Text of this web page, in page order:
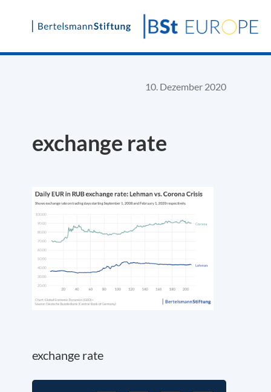
Skip
10. Dezember 2020
exchange rate
exchange rate